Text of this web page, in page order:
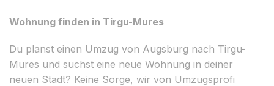
Wohnung finden in Tirgu-Mures
Du planst einen Umzug von Augsburg nach Tirgu-
Mures und suchst eine neue Wohnung in deiner
neuen Stadt? Keine Sorge, wir von Umzugsprofi